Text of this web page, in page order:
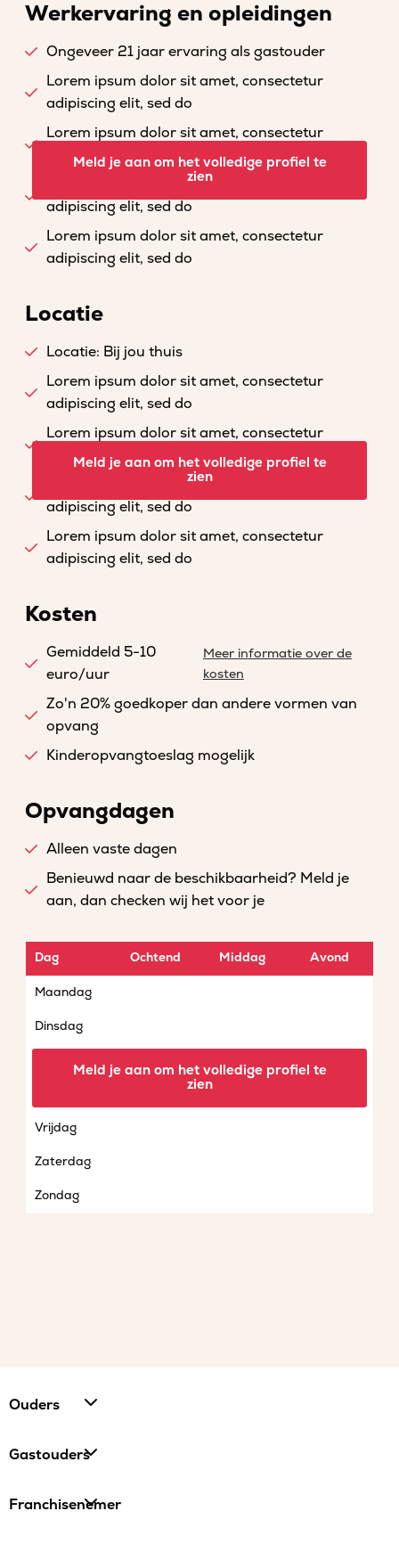
Werkervaring en opleidingen
Ongeveer 21 jaar ervaring als gastouder
Lorem ipsum dolor sit amet, consectetur
adipiscing elit, sed do
Lorem ipsum dolor sit amet, consectetur
adipiscing elit, sed do
Lorem ipsum dolor sit amet, consectetur
adipiscing elit, sed do
Lorem ipsum dolor sit amet, consectetur
adipiscing elit, sed do
Meld je aan om het volledige profiel te
zien
Locatie
Locatie: Bij jou thuis
Lorem ipsum dolor sit amet, consectetur
adipiscing elit, sed do
Lorem ipsum dolor sit amet, consectetur
adipiscing elit, sed do
Lorem ipsum dolor sit amet, consectetur
adipiscing elit, sed do
Lorem ipsum dolor sit amet, consectetur
adipiscing elit, sed do
Meld je aan om het volledige profiel te
zien
Kosten
Gemiddeld 5-10
euro/uur
Meer informatie over de
kosten
Zo'n 20% goedkoper dan andere vormen van
opvang
Kinderopvangtoeslag mogelijk
Opvangdagen
Alleen vaste dagen
Benieuwd naar de beschikbaarheid? Meld je
aan, dan checken wij het voor je
Dag Ochtend Middag Avond
Maandag
Dinsdag
Vrijdag
Zaterdag
Zondag
Meld je aan om het volledige profiel te
zien
Ouders
Gastouders
Franchisenemer